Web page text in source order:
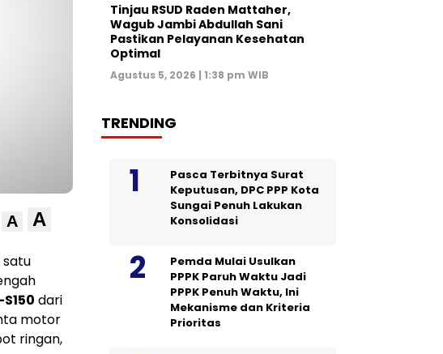
A A
satu
dari
motor
ringan,
Tinjau RSUD Raden Mattaher,
Wagub Jambi Abdullah Sani
Pastikan Pelayanan Kesehatan
Optimal
Agustus 5, 2026 | 1:38 pm WIB
TRENDING
Pasca Terbitnya Surat
Keputusan, DPC PPP Kota
Sungai Penuh Lakukan
Konsolidasi
Pemda Mulai Usulkan
PPPK Paruh Waktu Jadi
PPPK Penuh Waktu, Ini
Mekanisme dan Kriteria
Prioritas